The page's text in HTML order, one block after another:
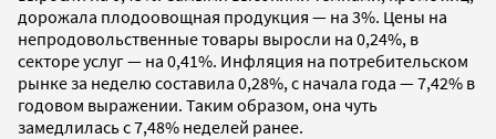
дорожала плодоовощная продукция — на 3%. Цены на
непродовольственные товары выросли на 0,24%, в
секторе услуг — на 0,41%. Инфляция на потребительском
рынке за неделю составила 0,28%, с начала года — 7,42% в
годовом выражении. Таким образом, она чуть
замедлилась с 7,48% неделей ранее.